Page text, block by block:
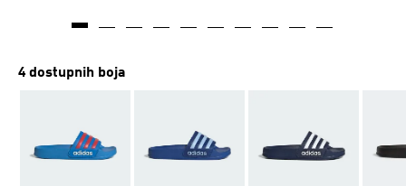
4 dostupnih boja